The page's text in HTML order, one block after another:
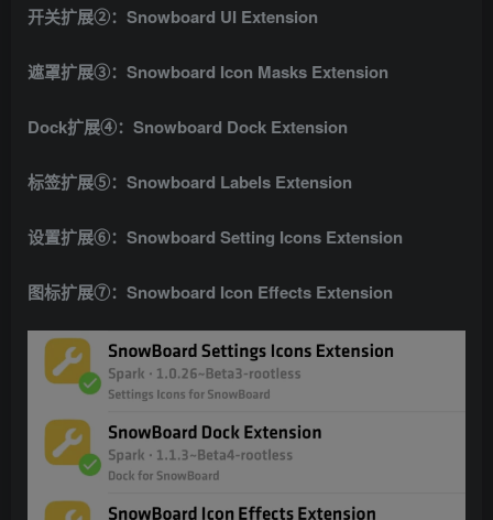
开关扩展②：Snowboard UI Extension
遮罩扩展③：Snowboard Icon Masks Extension
Dock扩展④：Snowboard Dock Extension
标签扩展⑤：Snowboard Labels Extension
设置扩展⑥：Snowboard Setting Icons Extension
图标扩展⑦：Snowboard Icon Effects Extension